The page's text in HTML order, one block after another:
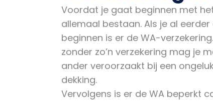
Voordat je gaat beginnen met
allemaal bestaan. Als je al
beginnen is er de WA-
zonder zo’n verzekering mag je
ander veroorzaakt bij een
dekking.
Vervolgens is er de WA beperkt